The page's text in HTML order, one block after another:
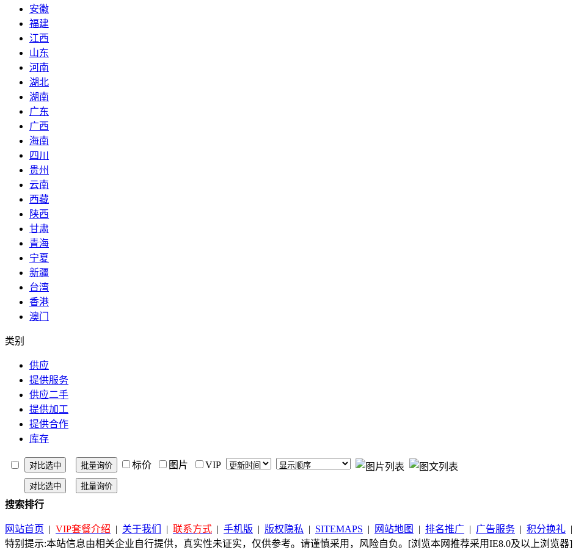
安徽
福建
江西
山东
河南
湖北
湖南
广东
广西
海南
四川
贵州
云南
西藏
陕西
甘肃
青海
宁夏
新疆
台湾
香港
澳门
类别
供应
提供服务
供应二手
提供加工
提供合作
库存
标价 图片 VIP
搜索排行
网站首页 | VIP套餐介绍 | 关于我们 | 联系方式 | 手机版 | 版权隐私 | SITEMAPS | 网站地图 | 排名推广 | 广告服务 | 积分换礼 |
特别提示:本站信息由相关企业自行提供，真实性未证实，仅供参考。请谨慎采用，风险自负。[浏览本网推荐采用IE8.0及以上浏览器]